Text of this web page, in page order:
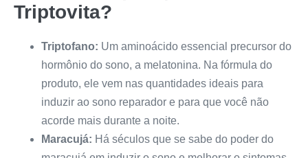
Triptovita?
Triptofano: Um aminoácido essencial precursor do
hormônio do sono, a melatonina. Na fórmula do
produto, ele vem nas quantidades ideais para
induzir ao sono reparador e para que você não
acorde mais durante a noite.
Maracujá: Há séculos que se sabe do poder do